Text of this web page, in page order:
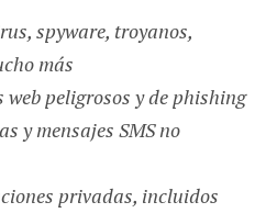
spyware, troyanos,
más
web peligrosos y de phishing
y mensajes SMS no
privadas, incluidos